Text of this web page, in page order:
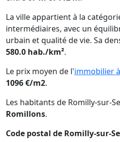
La ville appartient à la
intermédiaires, avec un
urbain et qualité de vie. Sa
580.0 hab./km².
Le prix moyen de l'immobilier
1096 €/m2.
Les habitants de Romilly-sur-
Romillons.
Code postal de Romilly-sur-